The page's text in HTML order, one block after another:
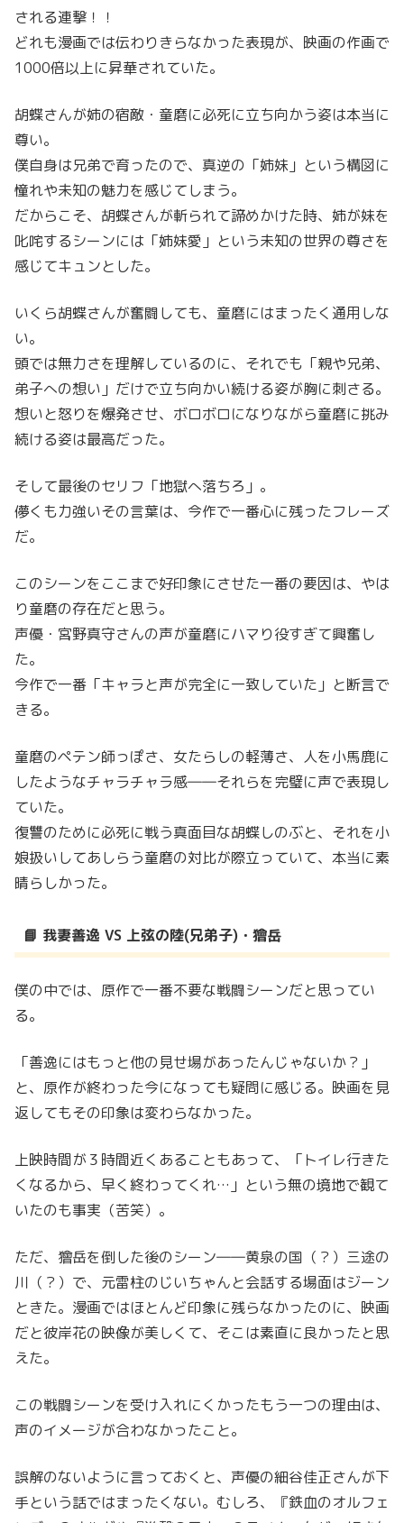
される連撃！！
どれも漫画では伝わりきらなかった表現が、映画の作画で
1000倍以上に昇華されていた。
胡蝶さんが姉の宿敵・童磨に必死に立ち向かう姿は本当に
尊い。
僕自身は兄弟で育ったので、真逆の「姉妹」という構図に
憧れや未知の魅力を感じてしまう。
だからこそ、胡蝶さんが斬られて諦めかけた時、姉が妹を
叱咤するシーンには「姉妹愛」という未知の世界の尊さを
感じてキュンとした。
いくら胡蝶さんが奮闘しても、童磨にはまったく通用しな
い。
頭では無力さを理解しているのに、それでも「親や兄弟、
弟子への想い」だけで立ち向かい続ける姿が胸に刺さる。
想いと怒りを爆発させ、ボロボロになりながら童磨に挑み
続ける姿は最高だった。
そして最後のセリフ「地獄へ落ちろ」。
儚くも力強いその言葉は、今作で一番心に残ったフレーズ
だ。
このシーンをここまで好印象にさせた一番の要因は、やは
り童磨の存在だと思う。
声優・宮野真守さんの声が童磨にハマり役すぎて興奮し
た。
今作で一番「キャラと声が完全に一致していた」と断言で
きる。
童磨のペテン師っぽさ、女たらしの軽薄さ、人を小馬鹿に
したようなチャラチャラ感――それらを完璧に声で表現し
ていた。
復讐のために必死に戦う真面目な胡蝶しのぶと、それを小
娘扱いしてあしらう童磨の対比が際立っていて、本当に素
晴らしかった。
📘 我妻善逸 VS 上弦の陸(兄弟子)・獪岳
僕の中では、原作で一番不要な戦闘シーンだと思ってい
る。
「善逸にはもっと他の見せ場があったんじゃないか？」
と、原作が終わった今になっても疑問に感じる。映画を見
返してもその印象は変わらなかった。
上映時間が３時間近くあることもあって、「トイレ行きた
くなるから、早く終わってくれ…」という無の境地で観て
いたのも事実（苦笑）。
ただ、獪岳を倒した後のシーン――黄泉の国（？）三途の
川（？）で、元雷柱のじいちゃんと会話する場面はジーン
ときた。漫画ではほとんど印象に残らなかったのに、映画
だと彼岸花の映像が美しくて、そこは素直に良かったと思
えた。
この戦闘シーンを受け入れにくかったもう一つの理由は、
声のイメージが合わなかったこと。
誤解のないように言っておくと、声優の細谷佳正さんが下
手という話ではまったくない。むしろ、『鉄血のオルフェ